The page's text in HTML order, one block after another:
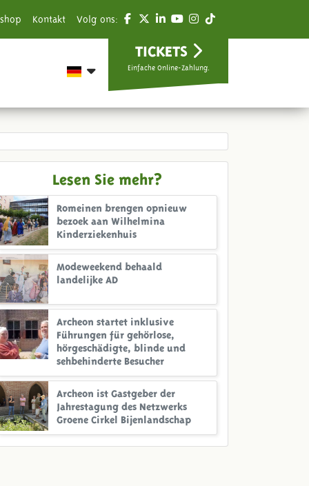
Kontakt Volg ons:
TICKETS
Einfache Online-Zahlung.
Lesen Sie mehr?
Romeinen brengen opnieuw
bezoek aan Wilhelmina
Kinderziekenhuis
Modeweekend behaald
landelijke AD
Archeon startet inklusive
Führungen für gehörlose,
hörgeschädigte, blinde und
sehbehinderte Besucher
Archeon ist Gastgeber der
Jahrestagung des Netzwerks
Groene Cirkel Bijenlandschap